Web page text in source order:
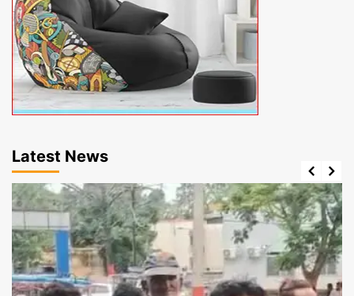
Latest News